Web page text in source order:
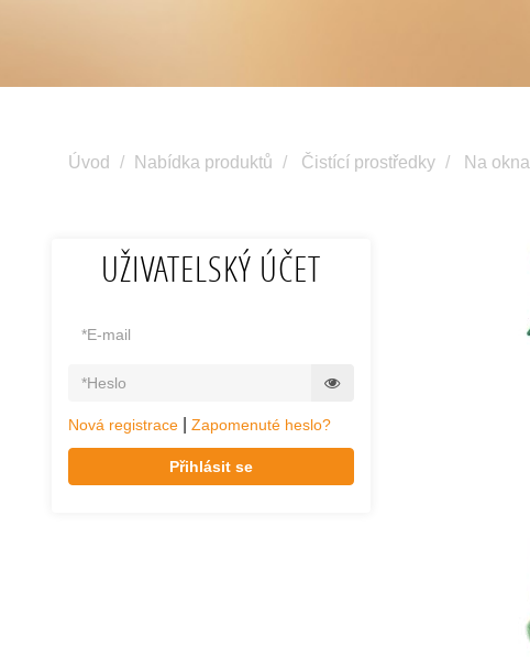
Úvod Nabídka produktů Čistící prostředky Na okna
UŽIVATELSKÝ ÚČET
Nová registrace Zapomenuté heslo?
Přihlásit se